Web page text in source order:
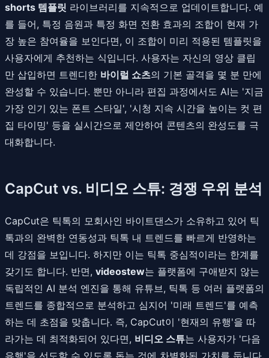
shorts 템플릿 라이브러리를 지속적으로 업데이트합니다. 예
를 들어, 특정 음원과 특정 화면 전환 효과의 조합이 현재 가
장 높은 참여율을 보인다면, 이 조합이 미리 적용된 템플릿을
사용자에게 추천하는 식입니다. 사용자는 자신의 영상 클립
만 삽입하면 트렌디한 바이럴 쇼츠의 기본 골격을 몇 분 만에
완성할 수 있습니다. 뿐만 아니라 편집 과정에서도 AI는 '지금
가장 인기 있는 폰트 스타일', '시청 지속 시간을 높이는 컷 편
집 타이밍' 등을 실시간으로 제안하여 콘텐츠의 완성도를 극
대화합니다.
CapCut vs. 비디오 스튜: 경쟁 우위 분석
CapCut은 틱톡의 모회사인 바이트댄스가 소유하고 있어 틱
톡과의 완벽한 연동성과 틱톡 내 트렌드를 빠르게 반영하는
데 강점을 보입니다. 하지만 이는 틱톡 중심적이라는 한계를
갖기도 합니다. 반면, videostew는 플랫폼에 구애받지 않는
독립적인 AI 분석 엔진을 통해 유튜브, 틱톡 등 여러 플랫폼의
트렌드를 종합적으로 분석하고 심지어 '미래 트렌드'를 예측
하는 데 초점을 맞춥니다. 즉, CapCut이 '현재의 유행'을 따
라가는 데 최적화되어 있다면, 비디오 스튜는 사용자가 '다음
유행'을 선도할 수 있도록 돕는 것에 차별화된 가치를 둡니다.